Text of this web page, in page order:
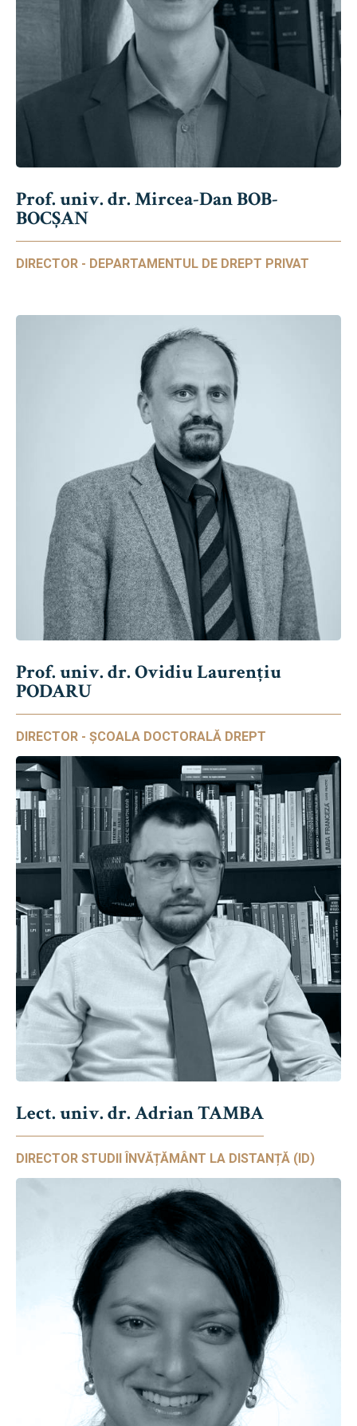
Prof. univ. dr. Mircea-Dan BOB-
BOCȘAN
DIRECTOR - DEPARTAMENTUL DE DREPT PRIVAT
Prof. univ. dr. Ovidiu Laurențiu
PODARU
DIRECTOR - ȘCOALA DOCTORALĂ DREPT
Lect. univ. dr. Adrian TAMBA
DIRECTOR STUDII ÎNVĂȚĂMÂNT LA DISTANȚĂ (ID)